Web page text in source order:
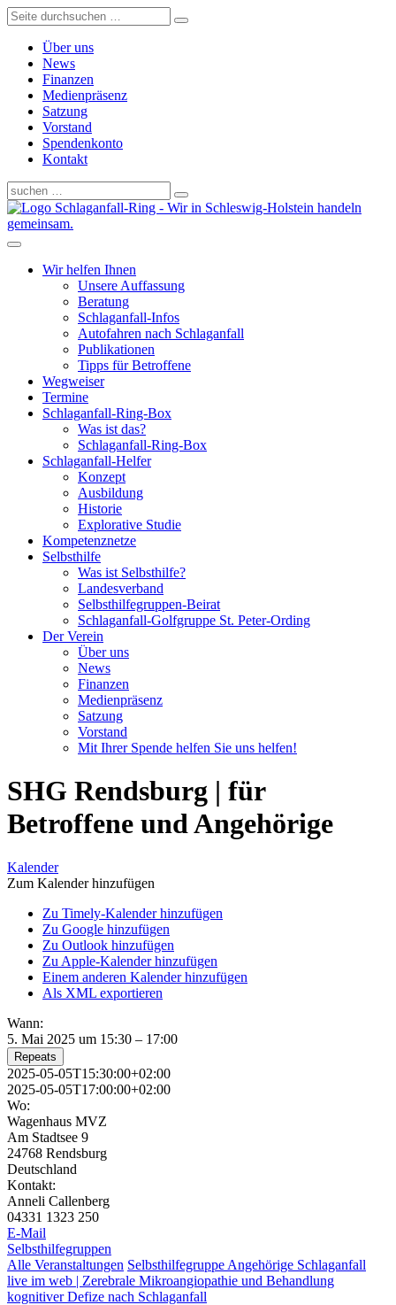
Über uns
News
Finanzen
Medienpräsenz
Satzung
Vorstand
Spendenkonto
Kontakt
Schlaganfall-Ring - Wir in Schleswig-Holstein handeln
gemeinsam.
Wir helfen Ihnen
Unsere Auffassung
Beratung
Schlaganfall-Infos
Autofahren nach Schlaganfall
Publikationen
Tipps für Betroffene
Wegweiser
Termine
Schlaganfall-Ring-Box
Was ist das?
Schlaganfall-Ring-Box
Schlaganfall-Helfer
Konzept
Ausbildung
Historie
Explorative Studie
Kompetenznetze
Selbsthilfe
Was ist Selbsthilfe?
Landesverband
Selbsthilfegruppen-Beirat
Schlaganfall-Golfgruppe St. Peter-Ording
Der Verein
Über uns
News
Finanzen
Medienpräsenz
Satzung
Vorstand
Mit Ihrer Spende helfen Sie uns helfen!
SHG Rendsburg | für
Betroffene und Angehörige
Kalender
Zum Kalender hinzufügen
Zu Timely-Kalender hinzufügen
Zu Google hinzufügen
Zu Outlook hinzufügen
Zu Apple-Kalender hinzufügen
Einem anderen Kalender hinzufügen
Als XML exportieren
Wann:
5. Mai 2025 um 15:30 – 17:00
Repeats
2025-05-05T15:30:00+02:00
2025-05-05T17:00:00+02:00
Wo:
Wagenhaus MVZ
Am Stadtsee 9
24768 Rendsburg
Deutschland
Kontakt:
Anneli Callenberg
04331 1323 250
E-Mail
Selbsthilfegruppen
Alle Veranstaltungen Selbsthilfegruppe Angehörige Schlaganfall
live im web | Zerebrale Mikroangiopathie und Behandlung
kognitiver Defize nach Schlaganfall